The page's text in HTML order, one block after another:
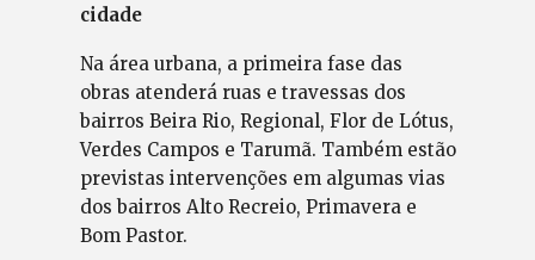
cidade
Na área urbana, a primeira fase das
obras atenderá ruas e travessas dos
bairros Beira Rio, Regional, Flor de Lótus,
Verdes Campos e Tarumã. Também estão
previstas intervenções em algumas vias
dos bairros Alto Recreio, Primavera e
Bom Pastor.